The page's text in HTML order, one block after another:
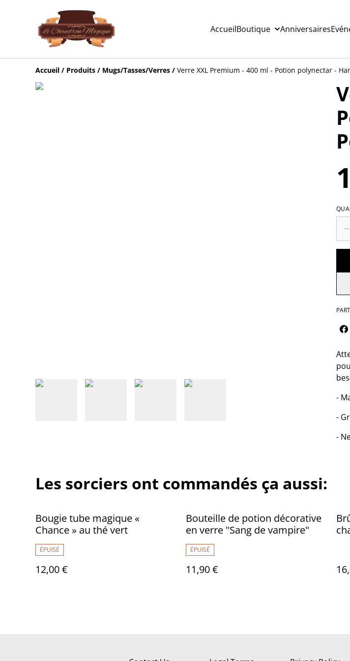
AccueilBoutique Anniversaires
Accueil / Produits / Mugs/Tasses/Verres / Verre XXL Premium - 400 ml - Potion polynectar -
-
-
-
Les sorciers ont commandés ça aussi:
Bougie tube magique «
Chance » au thé vert
ÉPUISÉ
12,00 €
Bouteille de potion décorative
en verre "Sang de vampire"
ÉPUISÉ
11,90 €